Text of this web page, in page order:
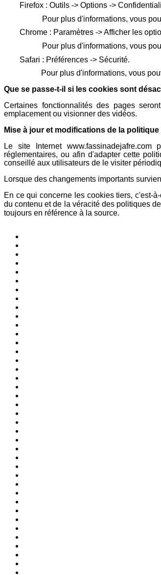
Firefox : Outils -> Options ->
Pour plus d'informations, vous
Chrome : Paramètres -> Afficher les
Pour plus d'informations, vous
Safari : Préférences -> Sécurité.
Pour plus d'informations, vous
Que se passe-t-il si les cookies sont
Certaines fonctionnalités des pages
emplacement ou visionner des vidéos.
Mise à jour et modifications de la
Le site Internet
réglementaires, ou afin d'adapter cette
conseillé aux utilisateurs de le visiter
Lorsque des changements importants
En ce qui concerne les cookies tiers, c'est-
du contenu et de la véracité des politiques
toujours en référence à la source.